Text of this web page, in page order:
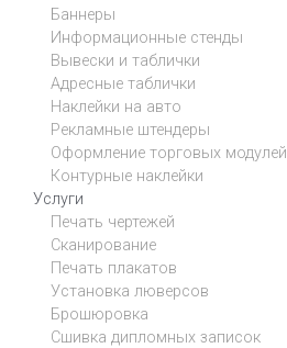
Баннеры
Информационные стенды
Вывески и таблички
Адресные таблички
Наклейки на авто
Рекламные штендеры
Оформление торговых модулей
Контурные наклейки
Услуги
Печать чертежей
Сканирование
Печать плакатов
Установка люверсов
Брошюровка
Сшивка дипломных записок